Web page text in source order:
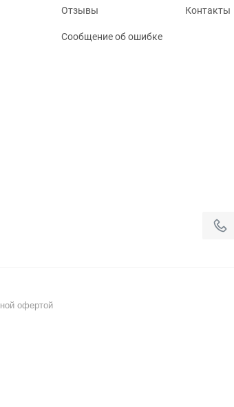
Отзывы Контакты
Сообщение об ошибке
офертой